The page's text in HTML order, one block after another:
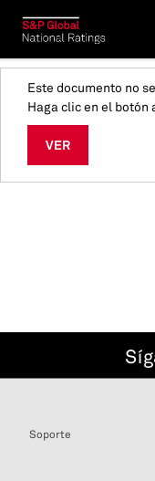
Este documento no
Haga clic en el botón
VER
Soporte